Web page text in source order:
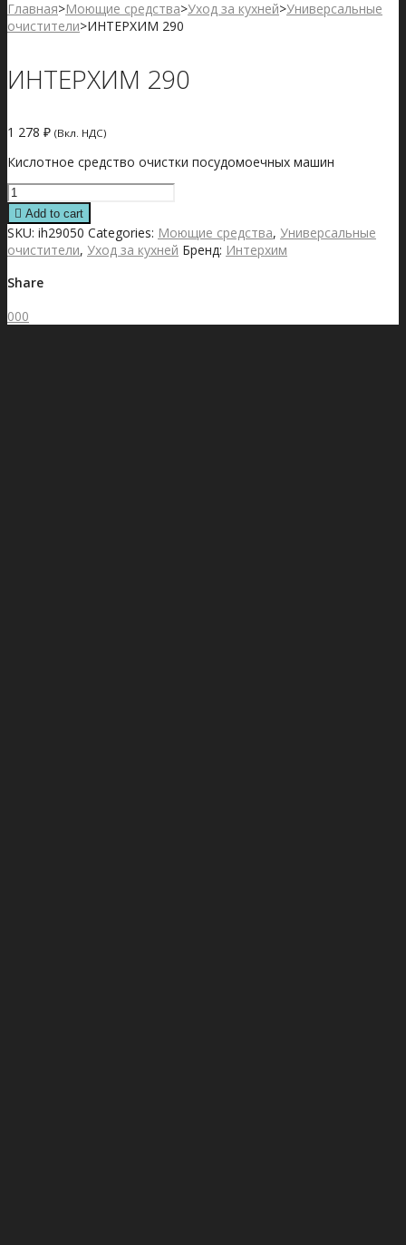
Главная>Моющие средства>Уход за кухней>Универсальные
очистители>ИНТЕРХИМ 290
ИНТЕРХИМ 290
1 278 ₽ (Вкл. НДС)
Кислотное средство очистки посудомоечных машин
ИНТЕРХИМ
290
quantity
Add to cart
SKU: ih29050 Categories: Моющие средства, Универсальные
очистители, Уход за кухней Бренд: Интерхим
Share
000